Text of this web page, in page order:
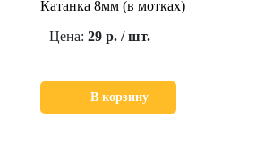
Катанка 8мм (в мотках)
Цена: 29 р. / шт.
В корзину